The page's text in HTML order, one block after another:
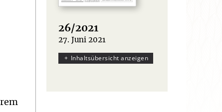
26/2021
:
27. Juni 2021
Inhaltsübersicht anzeigen